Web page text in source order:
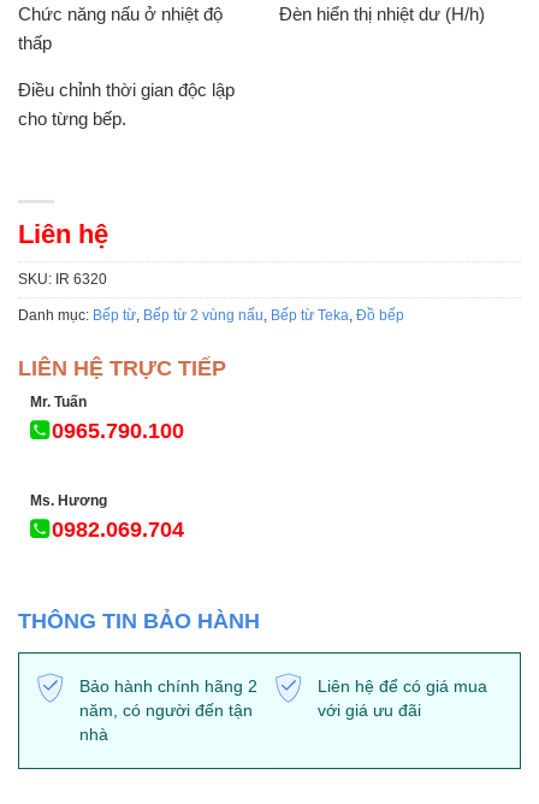
Chức năng nấu ở nhiệt độ
thấp
Đèn hiển thị nhiệt dư (H/h)
Điều chỉnh thời gian độc lập
cho từng bếp.
Liên hệ
SKU: IR 6320
Danh mục: Bếp từ, Bếp từ 2 vùng nấu, Bếp từ Teka, Đồ bếp
LIÊN HỆ TRỰC TIẾP
Mr. Tuấn
0965.790.100
Ms. Hương
0982.069.704
THÔNG TIN BẢO HÀNH
Bảo hành chính hãng 2
năm, có người đến tận
nhà
Liên hệ để có giá mua
với giá ưu đãi